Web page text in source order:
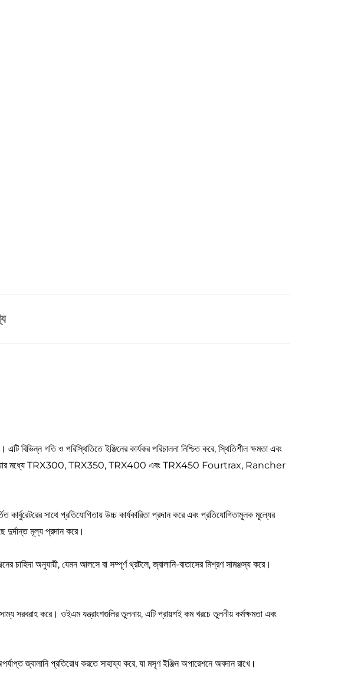
বিভিন্ন গতি ও পরিস্থিতিতে ইঞ্জিনের কার্যকর পরিচালনা নিশ্চিত করে, স্থিতিশীল ক্ষমতা এবং
হয়েছে, যার মধ্যে TRX300, TRX350, TRX400 এবং TRX450 Fourtrax, Rancher
কার্বুরেটরের সাথে প্রতিযোগিতায় উচ্চ কার্যকারিতা প্রদান করে এবং প্রতিযোগিতামূলক মূল্যের
দুর্দান্ত মূল্য প্রদান করে।
চাহিদা অনুযায়ী, যেমন আলসে বা সম্পূর্ণ থ্রটলে, জ্বালানি-বাতাসের মিশ্রণ সামঞ্জস্য করে।
সরবরাহ করে। ওইএম যন্ত্রাংশগুলির তুলনায়, এটি প্রায়শই কম খরচে তুলনীয় কর্মক্ষমতা এবং
জ্বালানি প্রতিরোধ করতে সাহায্য করে, যা মসৃণ ইঞ্জিন অপারেশনে অবদান রাখে।